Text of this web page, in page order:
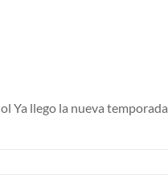
Ya llego la nueva